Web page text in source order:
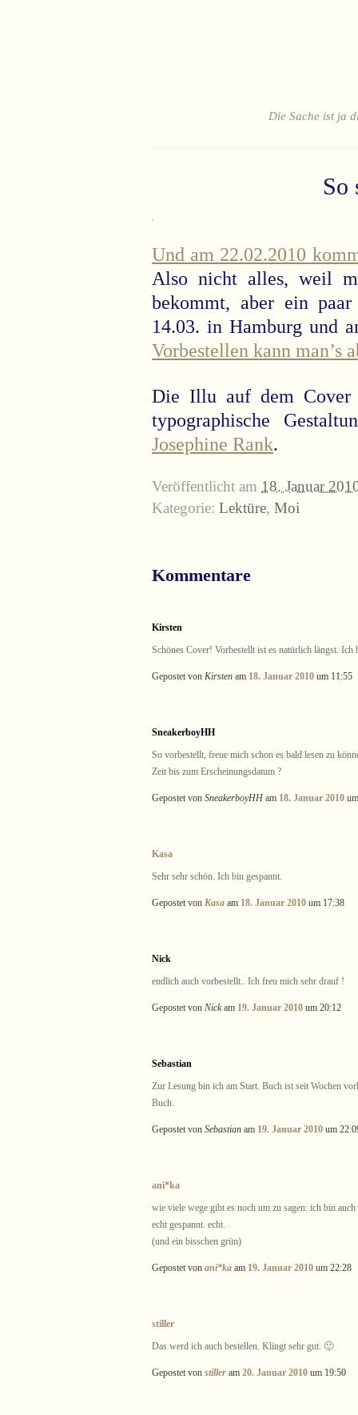
Die Sache ist ja
So
Und am 22.02.2010
Also nicht alles, weil
bekommt, aber ein
14.03. in Hamburg und
Vorbestellen kann man’s
Die Illu auf dem
typographische
Josephine Rank.
Veröffentlicht am 18. Januar
Kategorie: Lektüre, Moi
Kommentare
Kirsten
Schönes Cover! Vorbestellt ist es natürlich längst. Ich
Gepostet von Kirsten am 18. Januar 2010 um 11:55
SneakerboyHH
So vorbestellt, freue mich schon es bald lesen zu
Zeit bis zum Erscheinungsdatum ?
Gepostet von SneakerboyHH am 18. Januar 2010
Kasa
Sehr sehr schön. Ich bin gespannt.
Gepostet von Kasa am 18. Januar 2010 um 17:38
Nick
endlich auch vorbestellt.. Ich freu mich sehr drauf !
Gepostet von Nickam 19. Januar 2010 um 20:12
Sebastian
Zur Lesung bin ich am Start. Buch ist seit Wochen
Buch.
Gepostet von Sebastian am 19. Januar 2010 um
ani*ka
wie viele wege gibt es noch um zu sagen: ich bin
echt gespannt. echt.
(und ein bisschen grün)
Gepostet von ani*ka am 19. Januar 2010 um 22:28
stiller
Das werd ich auch bestellen. Klingt sehr gut. 🙂
Gepostet von stiller am 20. Januar 2010 um 19:50